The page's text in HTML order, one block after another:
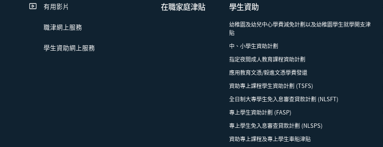
有用影片
職津網上服務
學生資助網上服務
在職家庭津貼 學生資助
幼稚園及幼兒中心學費減免計劃以及幼稚園學生就學開支津
貼
中、小學生資助計劃
指定夜間成人教育課程資助計劃
應用教育文憑/毅進文憑學費發還
資助專上課程學生資助計劃 (TSFS)
全日制大專學生免入息審查貸款計劃 (NLSFT)
專上學生資助計劃 (FASP)
專上學生免入息審查貸款計劃 (NLSPS)
資助專上課程及專上學生車船津貼